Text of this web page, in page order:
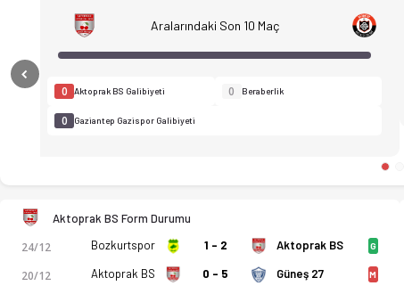
Aralarındaki Son 10 Maç
0 Aktoprak BS Galibiyeti 0 Beraberlik
0 Gaziantep Gazispor Galibiyeti
Previous
Aktoprak BS Form Durumu
24/12 Bozkurtspor 1 - 2 Aktoprak BS G
20/12 Aktoprak BS 0 - 5 Güneş 27 M